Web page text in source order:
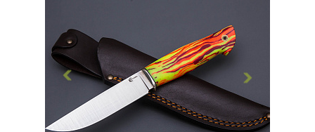
Общая длина, мм
Длина клинка, мм
Ширина клинка, мм
Толщина обуха, мм
Ширина рукояти, мм
31
Длина рукояти, мм
117
Толщина рукояти, мм
21
Твердость клинка, HRC
62 - 64 HRC